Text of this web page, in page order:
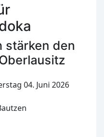
stärken den
04. Juni 2026